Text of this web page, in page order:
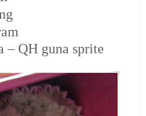
– QH guna sprite